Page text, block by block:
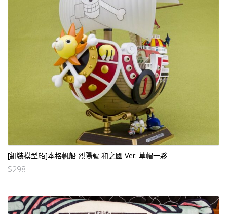
[組裝模型船]本格帆船 烈陽號 和之國 Ver. 草帽一夥
$298